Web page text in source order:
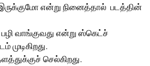
என்று நினைத்தால்  படத்தின்
வாங்குவது என்று ஸ்கெட்ச்
செல்கிறது.